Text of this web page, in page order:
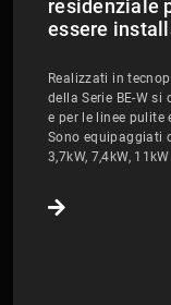
residenziale
essere
Realizzati in
della Serie BE-W
e per le linee pulite
Sono equipaggiati
3,7kW, 7,4kW,